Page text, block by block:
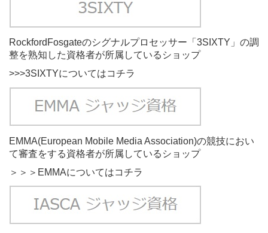
RockfordFosgateのシグナルプロセッサー「 3SIXTY 」の調
整を熟知した資格者が所属しているショップ
>>>3SIXTYについてはコチラ
EMMA(European Mobile Media Association)の競技におい
て審査をする資格者が所属しているショップ
＞＞＞EMMAについてはコチラ